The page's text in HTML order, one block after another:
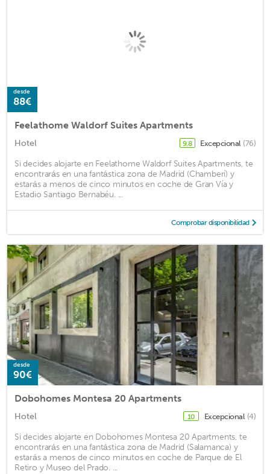
desde
88€
Feelathome Waldorf Suites Apartments
Hotel 9,8 Excepcional (76)
Si decides alojarte en Feelathome Waldorf Suites Apartments, te
encontrarás en una fantástica zona de Madrid (Chamberí) y
estarás a menos de cinco minutos en coche de Gran Vía y
Estadio Santiago Bernabéu. ...
Comprobar disponibilidad
desde
90€
Dobohomes Montesa 20 Apartments
Hotel 10 Excepcional (4)
Si decides alojarte en Dobohomes Montesa 20 Apartments, te
encontrarás en una fantástica zona de Madrid (Salamanca) y
estarás a menos de cinco minutos en coche de Parque de El
Retiro y Museo del Prado. ...